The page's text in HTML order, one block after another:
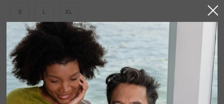
S L XL
DOSTUPNE BOJE